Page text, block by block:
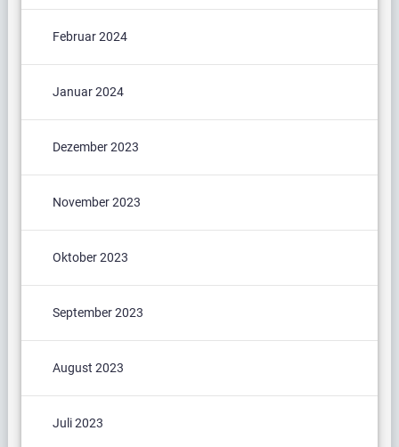
Februar 2024
Januar 2024
Dezember 2023
November 2023
Oktober 2023
September 2023
August 2023
Juli 2023